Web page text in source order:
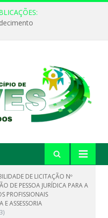
DE LICITAÇÃO Nº
DE PESSOA JURÍDICA PARA A
PROFISSIONAIS
E ASSESSORIA